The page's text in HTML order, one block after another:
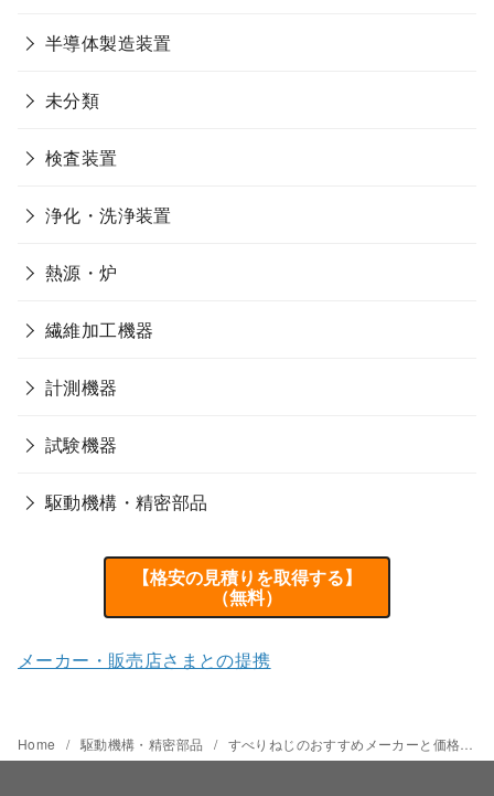
半導体製造装置
未分類
検査装置
浄化・洗浄装置
熱源・炉
繊維加工機器
計測機器
試験機器
駆動機構・精密部品
【格安の見積りを取得する】
（無料）
メーカー・販売店さまとの提携
Home 駆動機構・精密部品 すべりねじのおすすめメーカーと価格相場